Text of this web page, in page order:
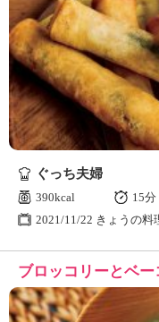
ぐっち夫婦
390kcal
15分
2021/11/22 きょうの料
ブロッコリーとベ